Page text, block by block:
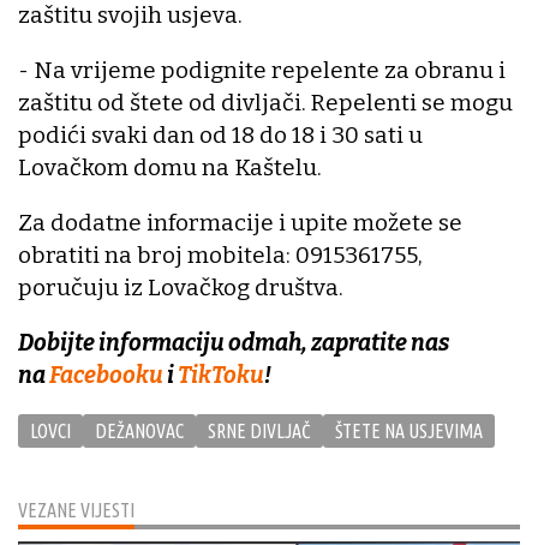
VEZANE VIJESTI
zaštitu svojih usjeva.
- Na vrijeme podignite repelente za obranu i
zaštitu od štete od divljači. Repelenti se mogu
podići svaki dan od 18 do 18 i 30 sati u
Lovačkom domu na Kaštelu.
Za dodatne informacije i upite možete se
obratiti na broj mobitela: 0915361755,
poručuju iz Lovačkog društva.
Dobijte informaciju odmah, zapratite nas
naFacebookuiTikToku!
LOVCI DEŽANOVAC SRNE DIVLJAČ ŠTETE NA USJEVIMA